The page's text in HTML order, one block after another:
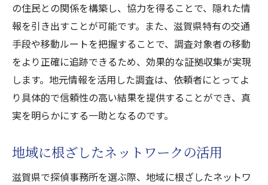
口コミが証明する探偵事務所の実力
探偵事務所の選び方で決まる滋賀での浮気調査
の成果
成果を左右する探偵事務所の選択基準
成功を導く探偵事務所の特長
適切な事務所選びがもたらす調査成果
成果に直結する探偵事務所の選び方
浮気調査の成果を最大化するための選択肢
の住民との関係を構築し、協力を得ることで、隠れた情
報を引き出すことが可能です。また、滋賀県特有の交通
手段や移動ルートを把握することで、調査対象者の移動
をより正確に追跡できるため、効果的な証拠収集が実現
します。地元情報を活用した調査は、依頼者にとってよ
り具体的で信頼性の高い結果を提供することができ、真
実を明らかにする一助となるのです。
地域に根ざしたネットワークの活用
滋賀県で探偵事務所を選ぶ際、地域に根ざしたネットワ